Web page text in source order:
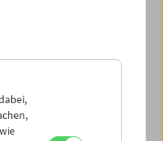
aufgrund Ihrer
angezeigt werden.
mit Hans Werner